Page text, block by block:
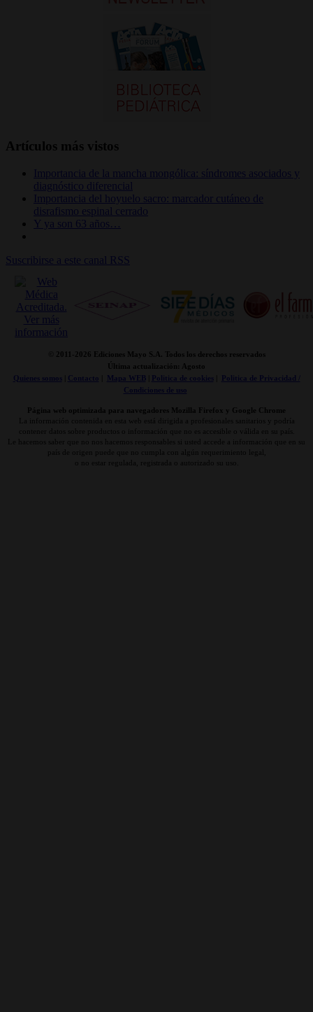
Artículos más vistos
Importancia de la mancha mongólica: síndromes asociados y
diagnóstico diferencial
Importancia del hoyuelo sacro: marcador cutáneo de
disrafismo espinal cerrado
Y ya son 63 años…
Suscribirse a este canal RSS
© 2011- 2026 Ediciones Mayo S.A. Todos los derechos reservados
Última actualización: Agosto
Quienes somos| Contacto Mapa WEB| Politica de cookies|
Politica de Privacidad /
Condiciones de uso
Página web optimizada para navegadores Mozilla Firefox y Google Chrome
La información contenida en esta web está dirigida a profesionales sanitarios y podría
contener datos sobre productos o información que no es accesible o válida en su país.
Le hacemos saber que no nos hacemos responsables si usted accede a información que en su
país de origen puede que no cumpla con algún requerimiento legal,
o no estar regulada, registrada o autorizado su uso.